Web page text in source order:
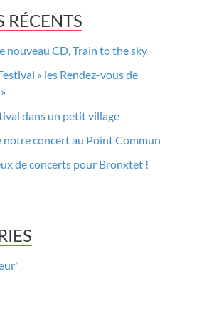
RÉCENTS
nouveau CD, Train to the sky
« les Rendez-vous de
dans un petit village
notre concert au Point Commun
de concerts pour Bronxtet !